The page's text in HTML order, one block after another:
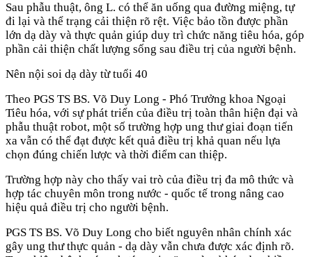
Sau phẫu thuật, ông L. có thể ăn uống qua đường miệng, tự
đi lại và thể trạng cải thiện rõ rệt. Việc bảo tồn được phần
lớn dạ dày và thực quản giúp duy trì chức năng tiêu hóa, góp
phần cải thiện chất lượng sống sau điều trị của người bệnh.
Nên nội soi dạ dày từ tuổi 40
Theo PGS TS BS. Võ Duy Long - Phó Trưởng khoa Ngoại
Tiêu hóa, với sự phát triển của điều trị toàn thân hiện đại và
phẫu thuật robot, một số trường hợp ung thư giai đoạn tiến
xa vẫn có thể đạt được kết quả điều trị khả quan nếu lựa
chọn đúng chiến lược và thời điểm can thiệp.
Trường hợp này cho thấy vai trò của điều trị đa mô thức và
hợp tác chuyên môn trong nước - quốc tế trong nâng cao
hiệu quả điều trị cho người bệnh.
PGS TS BS. Võ Duy Long cho biết nguyên nhân chính xác
gây ung thư thực quản - dạ dày vẫn chưa được xác định rõ.